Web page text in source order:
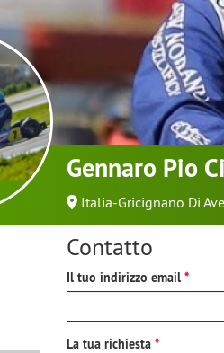
Gennaro Pio
Italia-Gricignano Di
Contatto
Il tuo indirizzo email
La tua richiesta